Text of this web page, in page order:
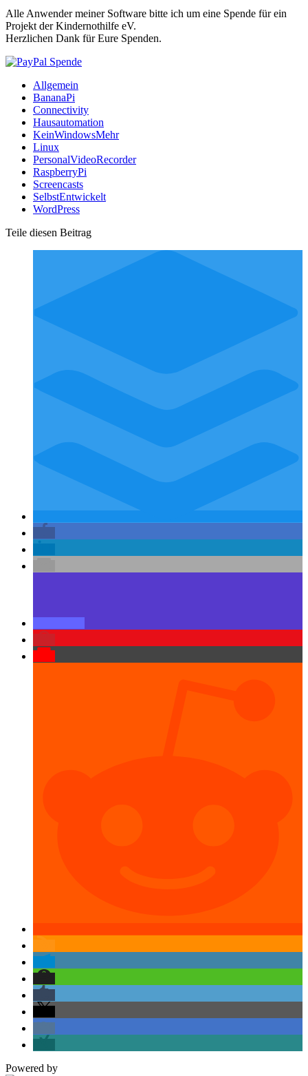
Alle Anwender meiner Software bitte ich um eine Spende für ein
Projekt der Kindernothilfe eV.
Herzlichen Dank für Eure Spenden.
Allgemein
BananaPi
Connectivity
Hausautomation
KeinWindowsMehr
Linux
PersonalVideoRecorder
RaspberryPi
Screencasts
SelbstEntwickelt
WordPress
Teile diesen Beitrag
Powered by